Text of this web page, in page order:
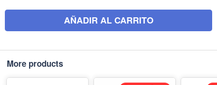
AÑADIR AL CARRITO
More products